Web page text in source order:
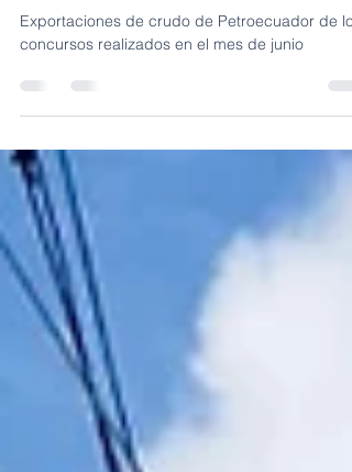
mes de junio
Exportaciones de crudo de Petroecuador de los
concursos realizados en el mes de junio